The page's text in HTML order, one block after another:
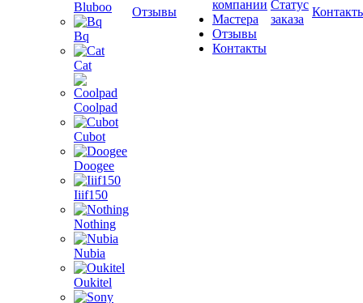
Bluboo
Bq
Cat
Coolpad
Cubot
Doogee
Iiif150
Nothing
Nubia
Oukitel
Отзывы
компании
Мастера
Отзывы
Контакты
Статус
заказа